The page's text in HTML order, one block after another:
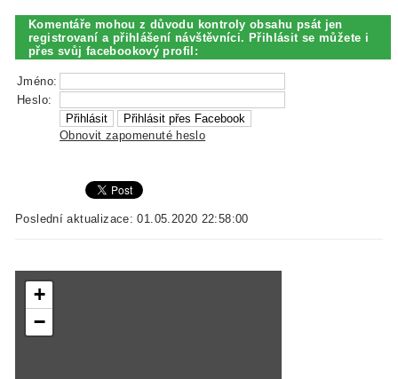
Komentáře mohou z důvodu kontroly obsahu psát jen
registrovaní a přihlášení návštěvníci. Přihlásit se můžete i
přes svůj facebookový profil:
Jméno:
Heslo:
Obnovit zapomenuté heslo
Poslední aktualizace: 01.05.2020 22:58:00
+
−